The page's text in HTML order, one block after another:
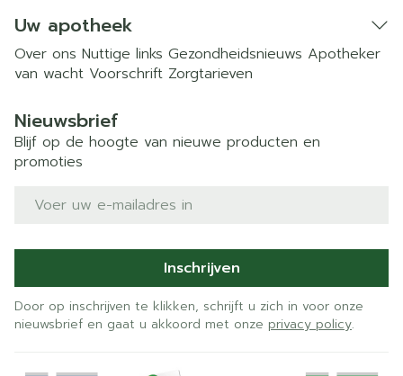
Uw apotheek
Over ons Nuttige links Gezondheidsnieuws Apotheker
van wacht Voorschrift Zorgtarieven
Nieuwsbrief
Blijf op de hoogte van nieuwe producten en
promoties
E-mail adres
Inschrijven
Door op inschrijven te klikken, schrijft u zich in voor onze
nieuwsbrief en gaat u akkoord met onze privacy policy.